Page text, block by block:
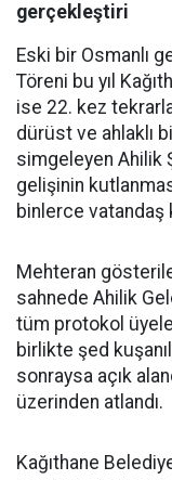
gerçekleştiri
Eski bir Osmanlı
Töreni bu yıl
ise 22. kez
dürüst ve ahlaklı
simgeleyen Ahilik
gelişinin
binlerce vatandaş
Mehteran
sahnede Ahilik
tüm protokol
birlikte şed
sonraysa açık
üzerinden atlandı.
Kağıthane